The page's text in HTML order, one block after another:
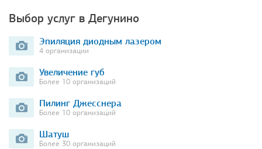
Выбор услуг в Дегунино
Эпиляция диодным лазером
4 организации
Увеличение губ
Более 10 организаций
Пилинг Джесснера
Более 10 организаций
Шатуш
Более 30 организаций